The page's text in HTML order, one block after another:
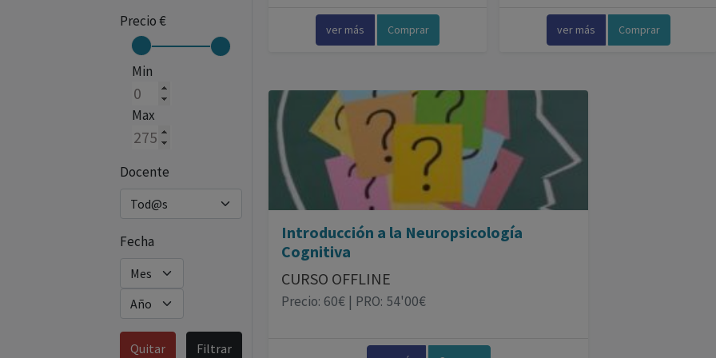
Precio €
Min
Max
Docente
Fecha
ver más Comprar ver más Comprar
Introducción a la Neuropsicología
Cognitiva
CURSO OFFLINE
Precio: 60€ | PRO: 54'00€